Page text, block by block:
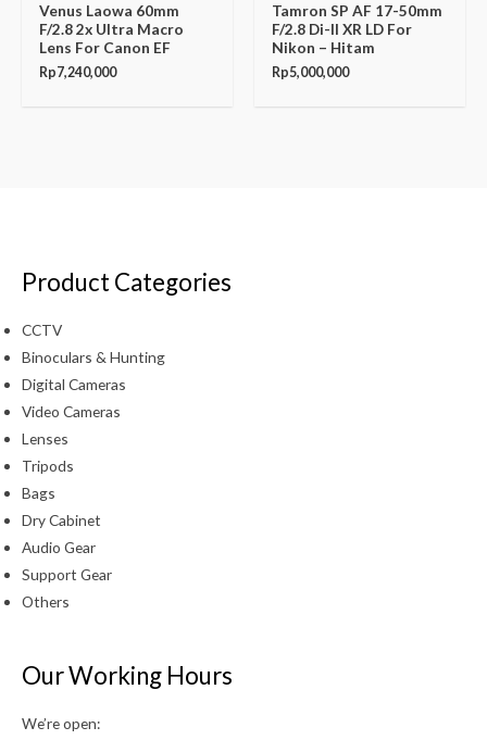
Venus Laowa 60mm
F/2.8 2x Ultra Macro
Lens For Canon EF
Rp7,240,000
Tamron SP AF 17-50mm
F/2.8 Di-II XR LD For
Nikon – Hitam
Rp5,000,000
Product Categories
CCTV
Binoculars & Hunting
Digital Cameras
Video Cameras
Lenses
Tripods
Bags
Dry Cabinet
Audio Gear
Support Gear
Others
Our Working Hours
We’re open: